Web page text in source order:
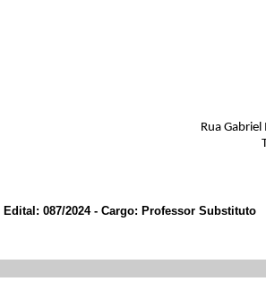
Rua
Edital: 087/2024 - Cargo: Professor Substituto